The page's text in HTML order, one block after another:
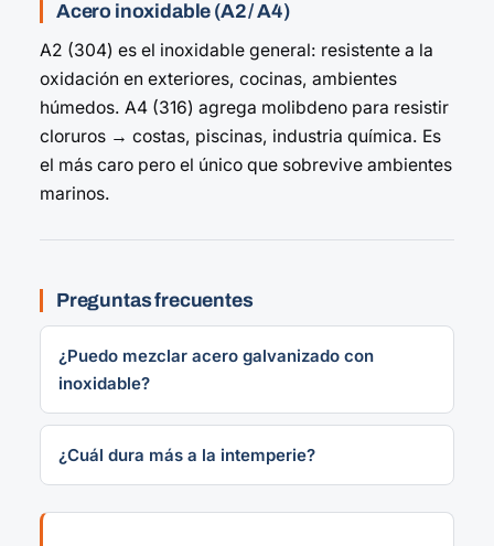
Acero inoxidable (A2 / A4)
A2 (304) es el inoxidable general: resistente a la
oxidación en exteriores, cocinas, ambientes
húmedos. A4 (316) agrega molibdeno para resistir
cloruros → costas, piscinas, industria química. Es
el más caro pero el único que sobrevive ambientes
marinos.
Preguntas frecuentes
¿Puedo mezclar acero galvanizado con
inoxidable?
¿Cuál dura más a la intemperie?